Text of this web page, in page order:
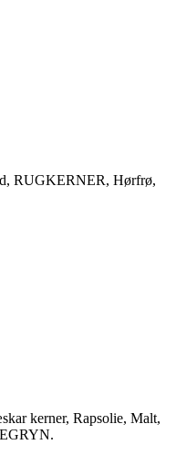
RUGKERNER, Hørfrø,
kerner, Rapsolie, Malt,